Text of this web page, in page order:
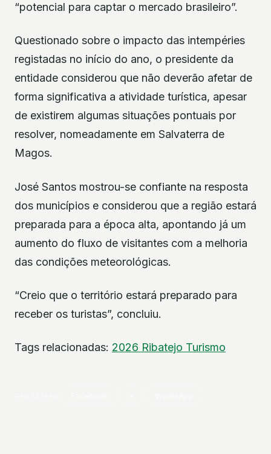
“potencial para captar o mercado brasileiro”.
Questionado sobre o impacto das intempéries
registadas no início do ano, o presidente da
entidade considerou que não deverão afetar de
forma significativa a atividade turística, apesar
de existirem algumas situações pontuais por
resolver, nomeadamente em Salvaterra de
Magos.
José Santos mostrou-se confiante na resposta
dos municípios e considerou que a região estará
preparada para a época alta, apontando já um
aumento do fluxo de visitantes com a melhoria
das condições meteorológicas.
“Creio que o território estará preparado para
receber os turistas”, concluiu.
Tags relacionadas: 2026 Ribatejo Turismo